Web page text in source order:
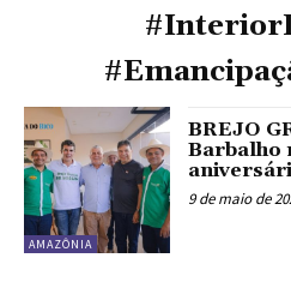
AMAZÔNIA
BREJO
Barbalho
9 de maio de